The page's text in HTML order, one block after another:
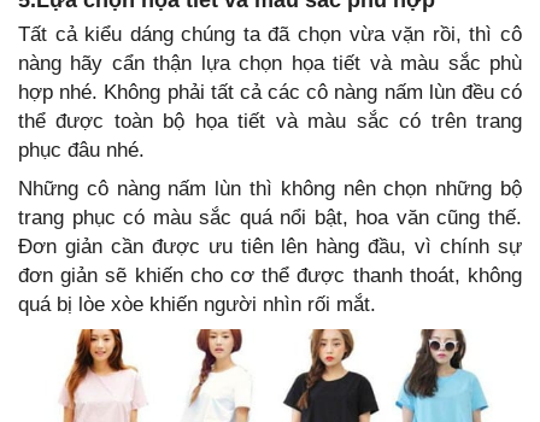
Tất cả kiểu dáng chúng ta đã chọn vừa vặn rồi, thì cô
nàng hãy cẩn thận lựa chọn họa tiết và màu sắc phù
hợp nhé. Không phải tất cả các cô nàng nấm lùn đều có
thể được toàn bộ họa tiết và màu sắc có trên trang
phục đâu nhé.
Những cô nàng nấm lùn thì không nên chọn những bộ
trang phục có màu sắc quá nổi bật, hoa văn cũng thế.
Đơn giản cần được ưu tiên lên hàng đầu, vì chính sự
đơn giản sẽ khiến cho cơ thể được thanh thoát, không
quá bị lòe xòe khiến người nhìn rối mắt.